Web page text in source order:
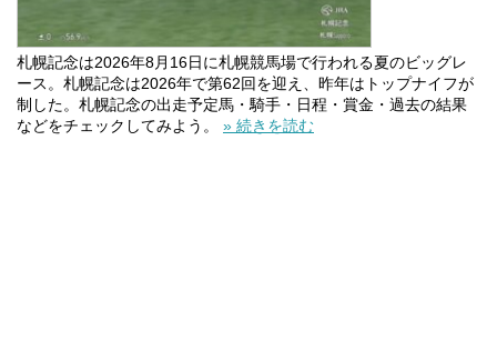
札幌記念は2026年8月16日に札幌競馬場で行われる夏のビッグレ
ース。札幌記念は2026年で第62回を迎え、昨年はトップナイフが
制した。札幌記念の出走予定馬・騎手・日程・賞金・過去の結果
などをチェックしてみよう。 » 続きを読む